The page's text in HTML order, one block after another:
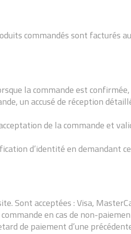
commandés sont facturés
la commande est
un accusé de réception
de la commande et
d’identité en demandant
Sont acceptées : Visa,
en cas de non-
de paiement d’une